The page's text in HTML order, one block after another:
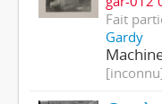
Fait
Gardy